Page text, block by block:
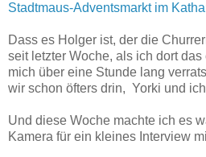
Stadtmaus-Adventsmarkt im
Dass es Holger ist, der die
seit letzter Woche, als ich dort
mich über eine Stunde lang
wir schon öfters drin, Yorki und
Und diese Woche machte ich es
Kamera für ein kleines Interview